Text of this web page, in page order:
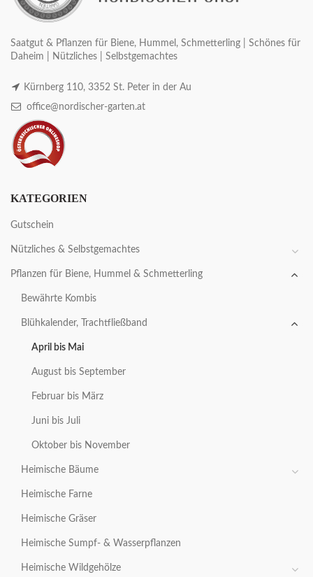
Saatgut & Pflanzen für Biene, Hummel, Schmetterling | Schönes für
Daheim | Nützliches | Selbstgemachtes
Kürnberg 110, 3352 St. Peter in der Au
office@nordischer-garten.at
KATEGORIEN
Gutschein
Nützliches & Selbstgemachtes
Pflanzen für Biene, Hummel & Schmetterling
Bewährte Kombis
Blühkalender, Trachtfließband
April bis Mai
August bis September
Februar bis März
Juni bis Juli
Oktober bis November
Heimische Bäume
Heimische Farne
Heimische Gräser
Heimische Sumpf- & Wasserpflanzen
Heimische Wildgehölze